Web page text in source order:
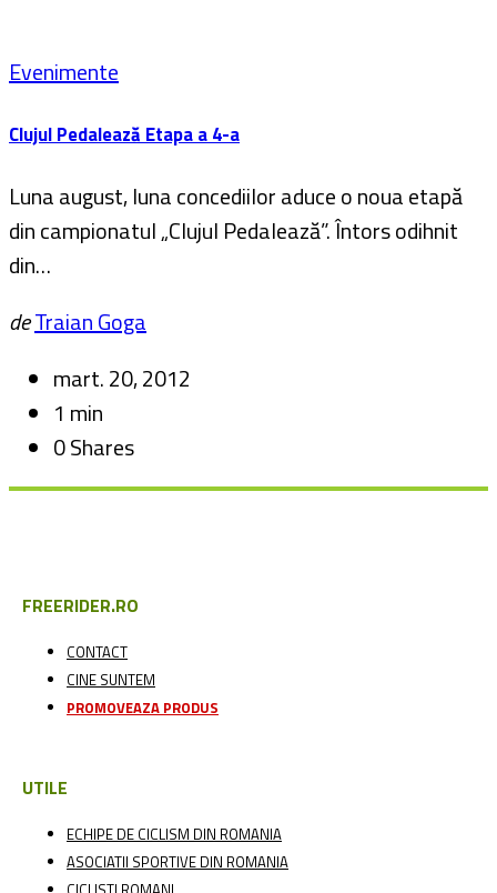
Evenimente
Clujul Pedalează Etapa a 4-a
Luna august, luna concediilor aduce o noua etapă
din campionatul „Clujul Pedalează”. Întors odihnit
din…
deTraian Goga
mart. 20, 2012
1 min
0 Shares
FREERIDER.RO
CONTACT
CINE SUNTEM
PROMOVEAZA PRODUS
UTILE
ECHIPE DE CICLISM DIN ROMANIA
ASOCIATII SPORTIVE DIN ROMANIA